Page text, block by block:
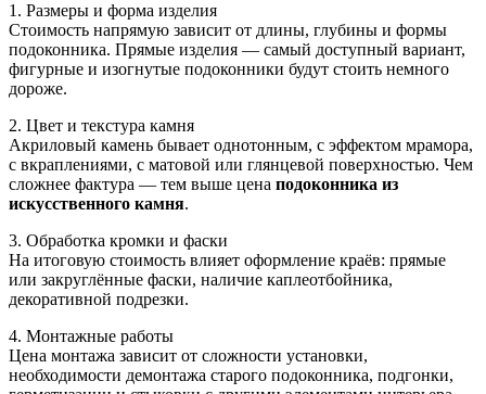
1. Размеры и форма изделия
Стоимость напрямую зависит от длины, глубины и формы
подоконника. Прямые изделия — самый доступный вариант,
фигурные и изогнутые подоконники будут стоить немного
дороже.
2. Цвет и текстура камня
Акриловый камень бывает однотонным, с эффектом мрамора,
с вкраплениями, с матовой или глянцевой поверхностью. Чем
сложнее фактура — тем выше цена подоконника из
искусственного камня.
3. Обработка кромки и фаски
На итоговую стоимость влияет оформление краёв: прямые
или закруглённые фаски, наличие каплеотбойника,
декоративной подрезки.
4. Монтажные работы
Цена монтажа зависит от сложности установки,
необходимости демонтажа старого подоконника, подгонки,